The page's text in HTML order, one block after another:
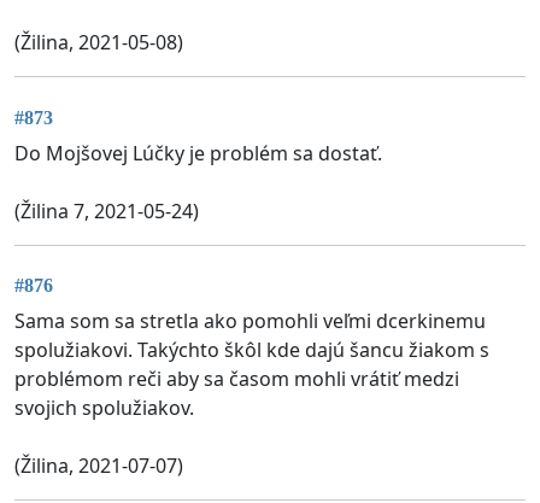
(Žilina, 2021-05-08)
#873
Do Mojšovej Lúčky je problém sa dostať.
(Žilina 7, 2021-05-24)
#876
Sama som sa stretla ako pomohli veľmi dcerkinemu
spolužiakovi. Takýchto škôl kde dajú šancu žiakom s
problémom reči aby sa časom mohli vrátiť medzi
svojich spolužiakov.
(Žilina, 2021-07-07)